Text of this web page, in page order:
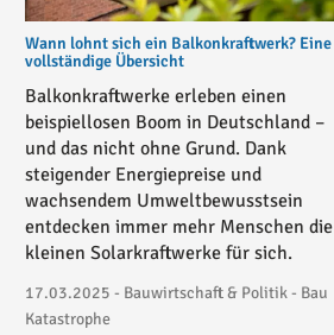
Wann lohnt sich ein Balkonkraftwerk? Eine
vollständige Übersicht
Balkonkraftwerke erleben einen
beispiellosen Boom in Deutschland –
und das nicht ohne Grund. Dank
steigender Energiepreise und
wachsendem Umweltbewusstsein
entdecken immer mehr Menschen die
kleinen Solarkraftwerke für sich.
17.03.2025 - Bauwirtschaft & Politik - Bau
Katastrophe